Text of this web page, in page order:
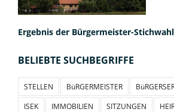
Ergebnis der Bürgermeister-Stichwahl
BELIEBTE SUCHBEGRIFFE
STELLEN BüRGERMEISTER
ISEK
IMMOBILIEN SITZUNGEN